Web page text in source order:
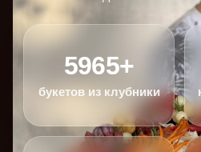
5965+
букетов из клубники